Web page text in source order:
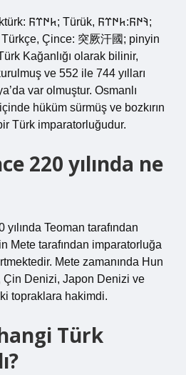
Kağanlığı olarak bilinir,
ve 552 ile 744 yılları
var olmuştur. Osmanlı
içinde hüküm sürmüş ve bozkırın
Türk imparatorluğudur.
220 yılında ne
Teoman tarafından
Mete tarafından imparatorluğa
Mete zamanında Hun
Çin Denizi, Japon Denizi ve
topraklara hakimdi.
Türk